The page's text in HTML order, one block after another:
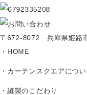
〒672-8072 兵庫県姫路
HOME
カーテンスクエアにつ
縫製のこだわり